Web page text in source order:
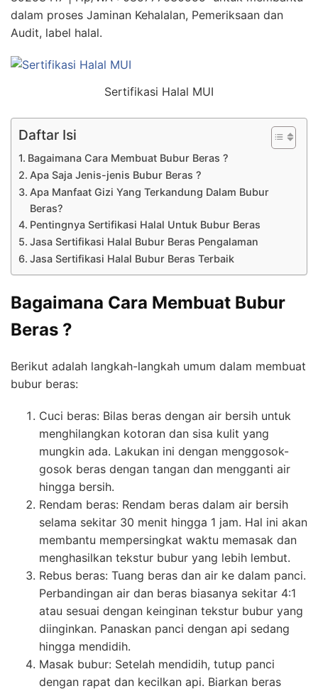
dalam proses Jaminan Kehalalan, Pemeriksaan dan
Audit, label halal.
Sertifikasi Halal MUI
Daftar Isi
Bagaimana Cara Membuat Bubur Beras ?
Apa Saja Jenis-jenis Bubur Beras ?
Apa Manfaat Gizi Yang Terkandung Dalam Bubur
Beras?
Pentingnya Sertifikasi Halal Untuk Bubur Beras
Jasa Sertifikasi Halal Bubur Beras Pengalaman
Jasa Sertifikasi Halal Bubur Beras Terbaik
Bagaimana Cara Membuat Bubur
Beras ?
Berikut adalah langkah-langkah umum dalam membuat
bubur beras:
Cuci beras: Bilas beras dengan air bersih untuk
menghilangkan kotoran dan sisa kulit yang
mungkin ada. Lakukan ini dengan menggosok-
gosok beras dengan tangan dan mengganti air
hingga bersih.
Rendam beras: Rendam beras dalam air bersih
selama sekitar 30 menit hingga 1 jam. Hal ini akan
membantu mempersingkat waktu memasak dan
menghasilkan tekstur bubur yang lebih lembut.
Rebus beras: Tuang beras dan air ke dalam panci.
Perbandingan air dan beras biasanya sekitar 4:1
atau sesuai dengan keinginan tekstur bubur yang
diinginkan. Panaskan panci dengan api sedang
hingga mendidih.
Masak bubur: Setelah mendidih, tutup panci
dengan rapat dan kecilkan api. Biarkan beras